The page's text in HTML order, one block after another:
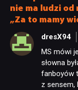
nie ma ludzi
„Za to mamy
dresX94
MS mówi
słowna
fanboyów
z sensem,